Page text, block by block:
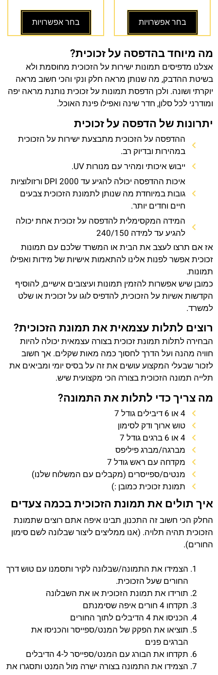
בחר אפשרויות בחר אפשרויות
מה מיוחד בהדפסה על זכוכית?
אצלנו מדפיסים תמונות ישירות על הזכוכית מחוסמת ולא
בשיטת ההדבק, מה שנותן מראה חלק ונקי והכי חשוב מראה
יוקרתי ושונה. ולכן הדפסת תמונות על זכוכית נותנת מראה יפה
ומודרני לכל סלון, חדר שינה ואפילו פינת האוכל.
יתרונות של הדפסה על זכוכית
ההדפסה על הזכוכית מתבצעת ישירות על הזכוכית
במהירות ובדיוק רב.
ייבוש איכותי ומהיר עם מנורות UV.
איכות ההדפסה יכולה להגיע עד 2000 DPI ורזולוציות
גובות במיוחדת מה שנותן לתמונת הזכוכית צבעים
חיים וחדים יותר.
המידה המקסימלית להדפסה על זכוכית אחת יכולה
להגיע עד למידה 240/150
אז אם תרצו לעצב את הבית או המשרד שלכם עם תמונות
זכוכית אפשר לפנות אלינו להתאמות אישיות של מידות ואפילו
תמונות.
כמובן שיש אפשרות להזמין תמונות ועיצובים אישיים, להוסיף
הקדשות אשיות על הזכוכית, להדפיס לוגו על זכוכית או שלט
למשרד.
רוצים לתלות עצמאית את תמונת הזכוכית?
הבחירה לתלות תמונת זכוכית בצורה עצמאית יכולה להיות
חוויה מהנה ועל הדרך לחסוך כמה מאות שקלים. אך חשוב
לזכור שבעלי המקצוע עושים את זה על בסיס יומי ומביאים את
תלייה תמונה הזכוכית בצורה הכי מקצועית שיש.
מה צריך כדי לתלות את התמונה?
4 או 6 דיבילים גודל 7
טוש ארוך ודק לסימון
4 או 6 ברגים גודל 7
מברגה/מברג פיליפס
מקדחה עם ראש גודל 7
מנטים/ספייסרים (מקבלים עם המשלוח שלנו)
תמונת זכוכית כמובן :)
איך תולים את תמונת הזכוכית בכמה צעדים
החלק הכי חשוב זה התכנון, תבינו איפה אתם רוצים שתמונת
הזכוכית תהיה תלויה. (אנו ממליצים ליצור שבלונה לשם סימון
החורים).
הצמידו את התמונה/שבלונה לקיר ותסמנו עם טוש דרך
החורים שעל הזכוכית.
תורידו את תמונת הזכוכית או את השבלונה
תקדחו 4 חורים איפה שסימנתם
הכניסו את 4 הדיבלים לתוך החורים
תוציאו את הפקק של המנט/ספייסר והכניסו את
הברגים פנים
תקדחו את הבורג עם המנט/ספייסר ל-4 הדיבלים
הצמידו את התמונה בצורה ישרה מול המנט ותסגרו את